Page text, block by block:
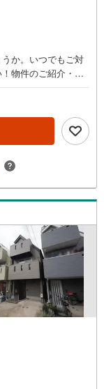
か。いつでもご対
物件のご紹介・資